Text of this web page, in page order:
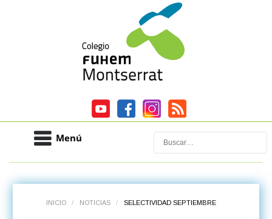
Menú Buscar
INICIO / NOTICIAS / SELECTIVIDAD SEPTIEMBRE